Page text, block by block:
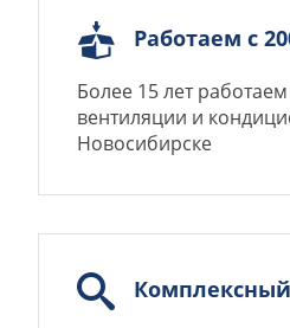
Работаем с
Более 15 лет
вентиляции и
Новосибирске